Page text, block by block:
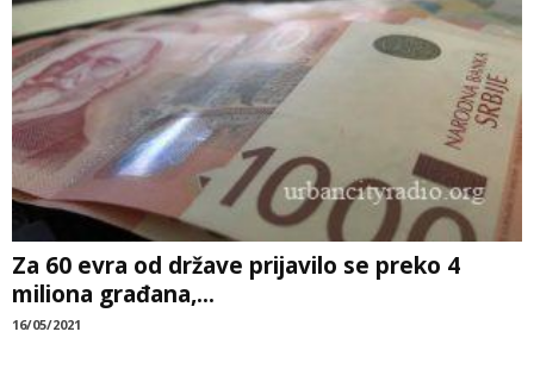
Za 60 evra od države prijavilo se preko 4
miliona građana,...
16/05/2021